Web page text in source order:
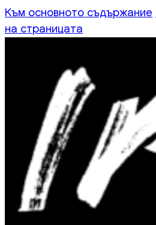
Към основното съдържание
на страницата